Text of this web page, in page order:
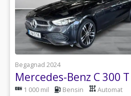
Begagnad 2024
1 000 mil Bensin Automat